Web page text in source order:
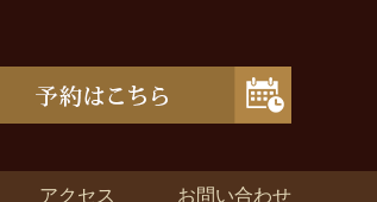
アクセス お問い合わせ